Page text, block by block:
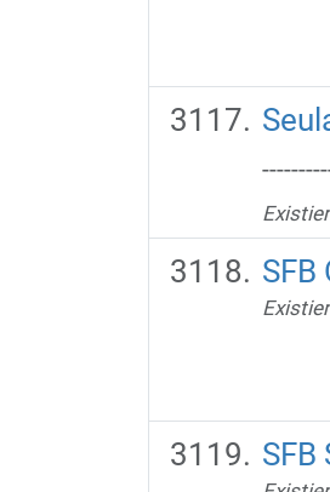
SFB
SFB